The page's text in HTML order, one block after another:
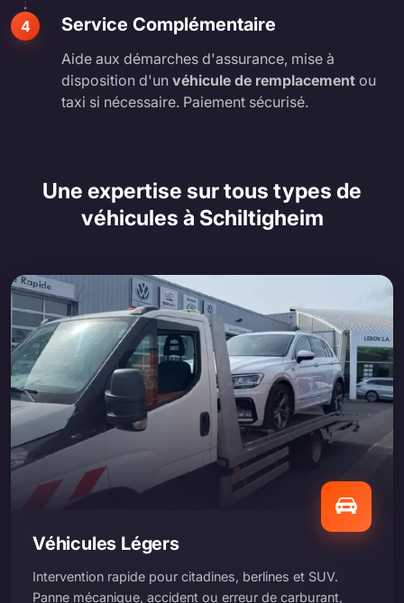
4 Service Complémentaire
Aide aux démarches d'assurance, mise à
disposition d'un véhicule de remplacement ou
taxi si nécessaire. Paiement sécurisé.
Une expertise sur tous types de
véhicules à Schiltigheim
Véhicules Légers
Intervention rapide pour citadines, berlines et SUV.
Panne mécanique, accident ou erreur de carburant,